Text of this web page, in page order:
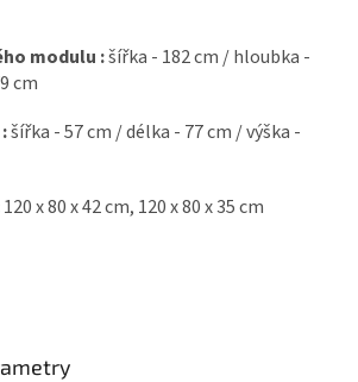
modulu :šířka - 182 cm / hloubka -
cm
šířka - 57 cm / délka - 77 cm / výška -
120 x 80 x 42 cm, 120 x 80 x 35 cm